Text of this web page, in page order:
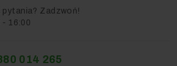
pytania? Zadzwoń!
- 16:00
014 265